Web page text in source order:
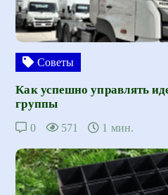
Советы
Как успешно управлять
группы
0 571 1 мин.